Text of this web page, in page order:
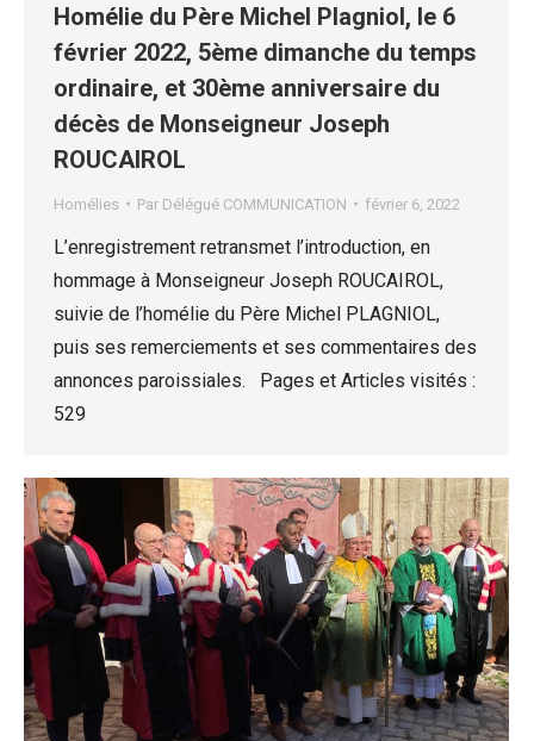
Homélie du Père Michel Plagniol, le 6
février 2022, 5ème dimanche du temps
ordinaire, et 30ème anniversaire du
décès de Monseigneur Joseph
ROUCAIROL
Homélies Par Délégué COMMUNICATION février 6, 2022
L’enregistrement retransmet l’introduction, en
hommage à Monseigneur Joseph ROUCAIROL,
suivie de l’homélie du Père Michel PLAGNIOL,
puis ses remerciements et ses commentaires des
annonces paroissiales. Pages et Articles visités :
529